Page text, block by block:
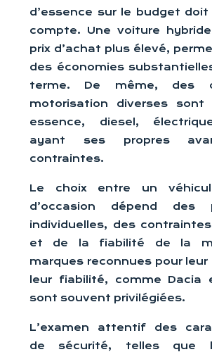
d’essence sur le budget
compte. Une voiture
prix d’achat plus élevé,
des économies
terme. De même, des
motorisation diverses sont
essence, diesel,
ayant ses propres
contraintes.
Le choix entre un
d’occasion dépend des
individuelles, des
et de la fiabilité de la
marques reconnues pour
leur fiabilité, comme Dacia
sont souvent privilégiées.
L’examen attentif des
de sécurité, telles que